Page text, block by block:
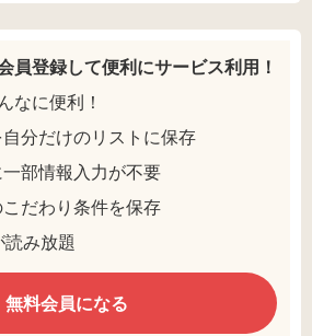
員登録して便利にサービス利用！
なに便利！
分だけのリストに保存
部情報入力が不要
だわり条件を保存
読み放題
無料会員になる